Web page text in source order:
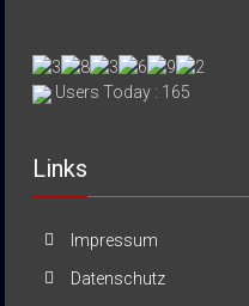
Users Today : 165
Links
Impressum
Datenschutz